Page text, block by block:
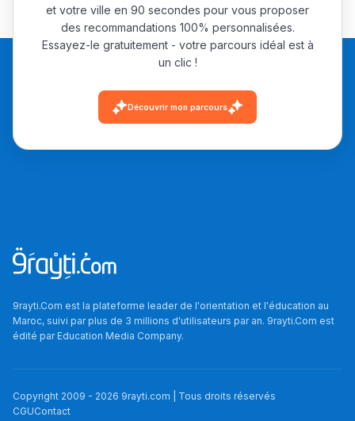
دليل المهن
دليل التوجيه
Ki Derti Liha
باش تقدر تساعد الناس
يلقاو التوازن من الدّاخل
ومن الخارج، بشرى
et votre ville en 90 secondes pour vous proposer
des recommandations 100% personnalisées.
Essayez-le gratuitement - votre parcours idéal est à
un clic !
Découvrir mon parcours
9rayti.Com est la plateforme leader de l'orientation et l'éducation au
Maroc, suivi par plus de 3 millions d'utilisateurs par an. 9rayti.Com est
édité parEducation Media Company.
Copyright 2009 - 2026 9rayti.com | Tous droits réservés
CGUContact